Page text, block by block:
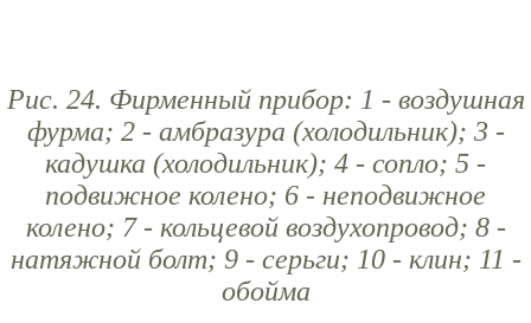
Рис. 24. Фирменный прибор: 1 - воздушная
фурма; 2 - амбразура (холодильник); 3 -
кадушка (холодильник); 4 - сопло; 5 -
подвижное колено; 6 - неподвижное
колено; 7 - кольцевой воздухопровод; 8 -
натяжной болт; 9 - серьги; 10 - клин; 11 -
обойма